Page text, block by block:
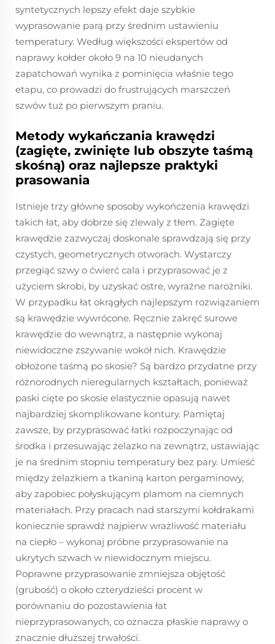
syntetycznych lepszy efekt daje szybkie
wyprasowanie parą przy średnim ustawieniu
temperatury. Według większości ekspertów od
naprawy kołder około 9 na 10 nieudanych
zapatchowań wynika z pominięcia właśnie tego
etapu, co prowadzi do frustrujących marszczeń
szwów tuż po pierwszym praniu.
Metody wykańczania krawędzi
(zagięte, zwinięte lub obszyte taśmą
skośną) oraz najlepsze praktyki
prasowania
Istnieje trzy główne sposoby wykończenia krawędzi
takich łat, aby dobrze się zlewaly z tłem. Zagięte
krawędzie zazwyczaj doskonale sprawdzają się przy
czystych, geometrycznych otworach. Wystarczy
przegiąć szwy o ćwierć cala i przyprasować je z
użyciem skrobi, by uzyskać ostre, wyraźne narożniki.
W przypadku łat okrągłych najlepszym rozwiązaniem
są krawędzie wywrócone. Ręcznie zakręć surowe
krawędzie do wewnątrz, a następnie wykonaj
niewidoczne zszywanie wokół nich. Krawędzie
obłożone taśmą po skosie? Są bardzo przydatne przy
różnorodnych nieregularnych kształtach, ponieważ
paski cięte po skosie elastycznie opasują nawet
najbardziej skomplikowane kontury. Pamiętaj
zawsze, by przyprasować łatki rozpoczynając od
środka i przesuwając żelazko na zewnątrz, ustawiając
je na średnim stopniu temperatury bez pary. Umieść
między żelazkiem a tkaniną karton pergaminowy,
aby zapobiec połyskującym plamom na ciemnych
materiałach. Przy pracach nad starszymi kołdrakami
koniecznie sprawdź najpierw wrażliwość materiału
na ciepło – wykonaj próbne przyprasowanie na
ukrytych szwach w niewidocznym miejscu.
Poprawne przyprasowanie zmniejsza objętość
(grubość) o około czterydzieści procent w
porównaniu do pozostawienia łat
nieprzyprasowanych, co oznacza płaskie naprawy o
znacznie dłuższej trwałości.